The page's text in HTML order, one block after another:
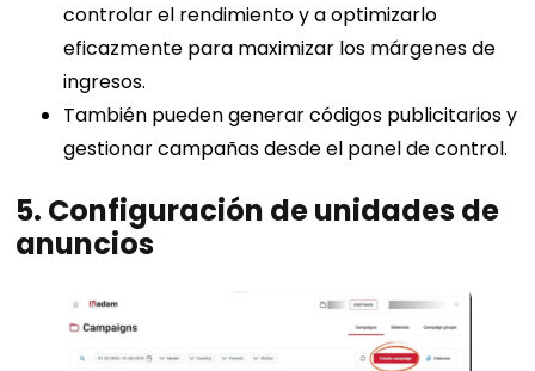
controlar el rendimiento y a optimizarlo
eficazmente para maximizar los márgenes de
ingresos.
También pueden generar códigos publicitarios y
gestionar campañas desde el panel de control.
5. Configuración de unidades de
anuncios